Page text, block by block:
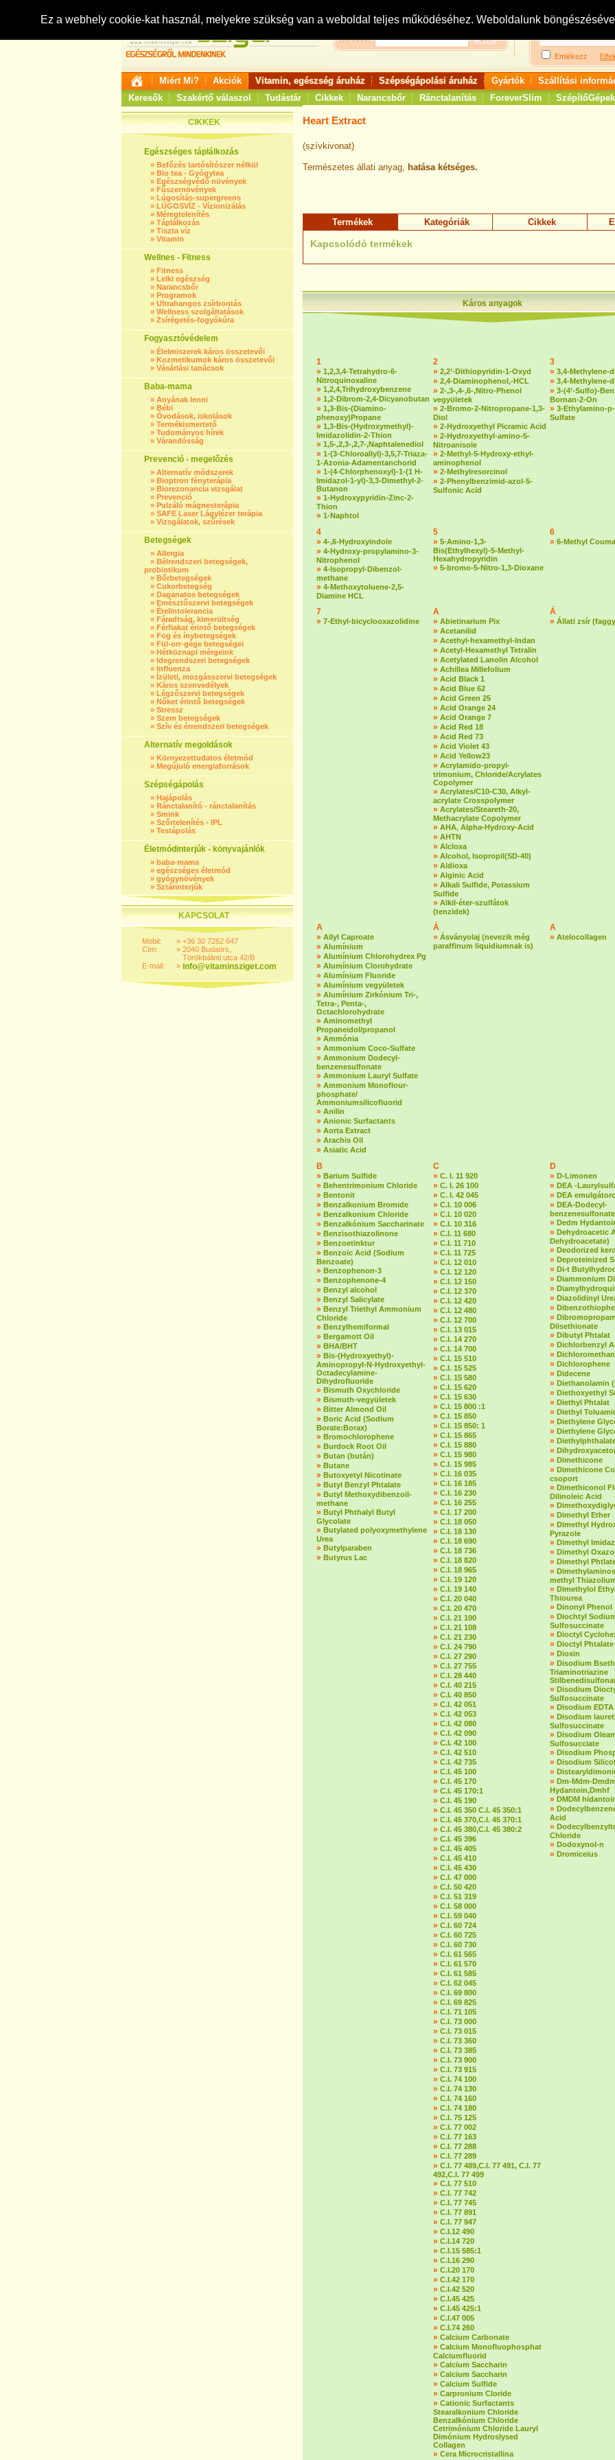
Ez a webhely cookie-kat használ, melyekre szükség van a weboldal teljes működéséhez. Weboldalunk
Keresés:
Bejelentkezés:
Emlékezz
Miért Mi? Akciók Vitamin, egészség áruház Szépségápolási áruház Gyártók
Szállítási
Keresők
Szakértő válaszol Tudástár Cikkek Narancsbőr Ránctalanítás ForeverSlim SzépítőGépek
CIKKEK
Egészséges táplálkozás
» Befőzés tartósítószer nélkül
» Bio tea - Gyógytea
» Egészségvédő növények
» Fűszernövények
» Lúgosítás-supergreens
» LÚGOSVÍZ - Vízionizálás
» Méregtelenítés
» Táplálkozás
» Tiszta víz
» Vitamin
Wellnes - Fitness
» Fitness
» Lelki egészség
» Narancsbőr
» Programok
» Ultrahangos zsírbontás
» Wellness szolgáltatások
» Zsírégetés-fogyókúra
Fogyasztóvédelem
» Élelmiszerek káros összetevői
» Kozmetikumok káros összetevői
» Vásárlási tanácsok
Baba-mama
» Anyának lenni
» Bébi
» Óvodások, iskolások
» Termékismertető
» Tudományos hírek
» Várandósság
Prevenció - megelőzés
» Alternatív módszerek
» Bioptron fényterápia
» Biorezonancia vizsgálat
» Prevenció
» Pulzáló mágnesterápia
» SAFE Laser Lágylézer terápia
» Vizsgálatok, szűrések
Betegségek
» Allergia
» Bélrendszeri betegségek,
probiotikum
» Bőrbetegségek
» Cukorbetegség
» Daganatos betegségek
» Emésztőszervi betegségek
» Ételintolerancia
» Fáradtság, kimerültség
» Férfiakat érintő betegségek
» Fog és ínybetegségek
» Fül-orr-gége betegségei
» Hétköznapi mérgeink
» Idegrendszeri betegségek
» Influenza
» Ízületi, mozgásszervi betegségek
» Káros szenvedélyek
» Légzőszervi betegségek
» Nőket érintő betegségek
» Stressz
» Szem betegségek
» Szív és érrendszeri betegségek
Alternatív megoldások
» Környezettudatos életmód
» Megújuló energiaforrások
Szépségápolás
» Hajápolás
» Ránctalanító - ránctalanítás
» Smink
» Szőrtelenítés - IPL
» Testápolás
Életmódinterjúk - könyvajánlók
» baba-mama
» egészséges életmód
» gyógynövények
» Sztárinterjúk
KAPCSOLAT
Mobil:
Cím:
E-mail:
»
»
»
+36 30 7262 647
2040 Budaörs,
Törökbálinti utca 42/B
info@vitaminsziget.com
Heart Extract
(szívkivonat)
Természetes állati anyag, hatása kétséges.
Termékek Kategóriák Cikkek
Kapcsolódó termékek
Káros anyagok
1
» 1,2,3,4-Tetrahydro-6-
Nitroquinoxaline
» 1,2,4,Trihydroxybenzene
» 1,2-Dibrom-2,4-Dicyanobutan
» 1,3-Bis-(Diamino-
phenoxy)Propane
» 1,3-Bis-(Hydroxymethyl)-
Imidazolidin-2-Thion
» 1,5-,2,3-,2,7-,Naphtalenediol
» 1-(3-Chloroallyl)-3,5,7-Triaza-
1-Azonia-Adamentanchorid
» 1-(4-Chlorphenoxyl)-1-(1 H-
Imidazol-1-yl)-3,3-Dimethyl-2-
Butanon
» 1-Hydroxypyridin-Zinc-2-
Thion
» 1-Naphtol
2
» 2,2’-Dithiopyridin-1-Oxyd
» 2,4-Diaminophenol,-HCL
» 2-,3-,4-,6-,Nitro-Phenol
vegyületek
» 2-Bromo-2-Nitropropane-1,3-
Diol
» 2-Hydroxyethyl Picramic Acid
» 2-Hydroxyethyl-amino-5-
Nitroanisole
» 2-Methyl-5-Hydroxy-ethyl-
aminophenol
» 2-Methylresorcinol
» 2-Phenylbenzimid-azol-5-
Sulfonic Acid
3
» 3,4-Methylene-
» 3,4-Methylene-
» 3-(4’-Sulfo)-
Bornan-2-On
» 3-Ethylamino-
Sulfate
4
» 4-,6-Hydroxyindole
» 4-Hydroxy-propylamino-3-
Nitrophenol
» 4-Isopropyl-Dibenzol-
methane
» 4-Methoxytoluene-2,5-
Diamine HCL
5
» 5-Amino-1,3-
Bis(Ethylhexyl)-5-Methyl-
Hexahydropyridin
» 5-bromo-5-Nitro-1,3-Dioxane
6
» 6-Methyl
7
» 7-Ethyl-bicyclooxazolidine
A
» Abietinarium Pix
» Acetanilid
» Acethyl-hexamethyl-Indan
» Acetyl-Hexamethyl Tetralin
» Acetylated Lanolin Alcohol
» Achillea Millefolium
» Acid Black 1
» Acid Blue 62
» Acid Green 25
» Acid Orange 24
» Acid Orange 7
» Acid Red 18
» Acid Red 73
» Acid Violet 43
» Acid Yellow23
» Acrylamido-propyl-
trimonium, Chloride/Acrylates
Copolymer
» Acrylates/C10-C30, Alkyl-
acrylate Crosspolymer
» Acrylates/Steareth-20,
Methacrylate Copolymer
» AHA, Alpha-Hydroxy-Acid
» AHTN
» Alcloxa
» Alcohol, Isopropil(SD-40)
» Aldioxa
» Alginic Acid
» Alkali Sulfide, Potassium
Sulfide
» Alkil-éter-szulfátok
(tenzidek)
Á
» Állati zsír
A
» Allyl Caproate
» Alumínium
» Alumínium Chlorohydrex Pg
» Alumínium Clorohydrate
» Alumínium Fluoride
» Alumínium vegyületek
» Alumínium Zirkónium Tri-,
Tetra-, Penta-,
Octachlorohydrate
» Aminomethyl
Propaneidol/propanol
» Ammónia
» Ammonium Coco-Sulfate
» Ammonium Dodecyl-
benzenesulfonate
» Ammonium Lauryl Sulfate
» Ammonium Monoflour-
phosphate/
Ammoniumsilicofluorid
» Anilin
» Anionic Surfactants
» Aorta Extract
» Arachis Oil
» Asiatic Acid
Á
» Ásványolaj (nevezik még
paraffinum liquidiumnak is)
A
» Atelocollagen
B
» Barium Sulfide
» Behentrimonium Chloride
» Bentonit
» Benzalkonium Bromide
» Benzalkonium Chloride
» Benzalkónium Saccharinate
» Benzisothiazolinone
» Benzoetinktur
» Benzoic Acid (Sodium
Benzoate)
» Benzophenon-3
» Benzophenone-4
» Benzyl alcohol
» Benzyl Salicylate
» Benzyl Triethyl Ammonium
Chloride
» Benzylhemiformal
» Bergamott Oil
» BHA/BHT
» Bis-(Hydroxyethyl)-
Aminopropyl-N-Hydroxyethyl-
Octadecylamine-
Dihydrofluoride
» Bismuth Oxychloride
» Bismuth-vegyületek
» Bitter Almond Oil
» Boric Acid (Sodium
Borate:Borax)
» Bromochlorophene
» Burdock Root Oil
» Butan (bután)
» Butane
» Butoxyetyl Nicotinate
» Butyl Benzyl Phtalate
» Butyl Methoxydibenzoil-
methane
» Butyl Phthalyl Butyl
Glycolate
» Butylated polyoxymethylene
Urea
» Butylparaben
» Butyrus Lac
C
» C. I. 11 920
» C. I. 26 100
» C. I. 42 045
» C.I. 10 006
» C.I. 10 020
» C.I. 10 316
» C.I. 11 680
» C.I. 11 710
» C.I. 11 725
» C.I. 12 010
» C.I. 12 120
» C.I. 12 150
» C.I. 12 370
» C.I. 12 420
» C.I. 12 480
» C.I. 12 700
» C.I. 13 015
» C.I. 14 270
» C.I. 14 700
» C.I. 15 510
» C.I. 15 525
» C.I. 15 580
» C.I. 15 620
» C.I. 15 630
» C.I. 15 800 :1
» C.I. 15 850
» C.I. 15 850: 1
» C.I. 15 865
» C.I. 15 880
» C.I. 15 980
» C.I. 15 985
» C.I. 16 035
» C.I. 16 185
» C.I. 16 230
» C.I. 16 255
» C.I. 17 200
» C.I. 18 050
» C.I. 18 130
» C.I. 18 690
» C.I. 18 736
» C.I. 18 820
» C.I. 18 965
» C.I. 19 120
» C.I. 19 140
» C.I. 20 040
» C.I. 20 470
» C.I. 21 100
» C.I. 21 108
» C.I. 21 230
» C.I. 24 790
» C.I. 27 290
» C.I. 27 755
» C.I. 28 440
» C.I. 40 215
» C.I. 40 850
» C.I. 42 051
» C.I. 42 053
» C.I. 42 080
» C.I. 42 090
» C.I. 42 100
» C.I. 42 510
» C.I. 42 735
» C.I. 45 100
» C.I. 45 170
» C.I. 45 170:1
» C.I. 45 190
» C.I. 45 350 C.I. 45 350:1
» C.I. 45 370,C.I. 45 370:1
» C.I. 45 380,C.I. 45 380:2
» C.I. 45 396
» C.I. 45 405
» C.I. 45 410
» C.I. 45 430
» C.I. 47 000
» C.I. 50 420
» C.I. 51 319
» C.I. 58 000
» C.I. 59 040
» C.I. 60 724
» C.I. 60 725
» C.I. 60 730
» C.I. 61 565
» C.I. 61 570
» C.I. 61 585
» C.I. 62 045
» C.I. 69 800
» C.I. 69 825
» C.I. 71 105
» C.I. 73 000
» C.I. 73 015
» C.I. 73 360
» C.I. 73 385
» C.I. 73 900
» C.I. 73 915
» C.I. 74 100
» C.I. 74 130
» C.I. 74 160
» C.I. 74 180
» C.I. 75 125
» C.I. 77 002
» C.I. 77 163
» C.I. 77 288
» C.I. 77 289
» C.I. 77 489,C.I. 77 491, C.I. 77
492,C.I. 77 499
» C.I. 77 510
» C.I. 77 742
» C.I. 77 745
» C.I. 77 891
» C.I. 77 947
» C.I.12 490
» C.I.14 720
» C.I.15 585:1
» C.I.16 290
» C.I.20 170
» C.I.42 170
» C.I.42 520
» C.I.45 425
» C.I.45 425:1
» C.I.47 005
» C.I.74 260
» Calcium Carbonate
» Calcium Monofluophosphat
Calciumfluorid
» Calcium Saccharin
» Calcium Saccharin
» Calcium Sulfide
» Carpronium Cloride
» Cationic Surfactants
Stearalkonium Chloride
Benzalkónium Chloride
Cetrimónium Chloride Lauryl
Dimónium Hydroslysed
Collagen
» Cera Microcristallina
D
» D-Limonen
» DEA -
» DEA
» DEA-Dodecyl-
benzenesulfonate
» Dedm
» Dehydroacetic
Dehydroacetate)
» Deodorized
» Deproteinized
» Di-t
» Diammonium
»
» Diazolidinyl
»
»
Diisethionate
» Dibutyl Phtalat
» Dichlorbenzyl
»
» Dichlorophene
» Didecene
» Diethanolamin
» Diethoxyethyl
» Diethyl Phtalat
» Diethyl
» Diethylene
» Diethylene
»
»
» Dimethicone
» Dimethicone
csoport
» Dimethiconol
Dilinoleic Acid
»
» Dimethyl Ether
» Dimethyl
Pyrazole
» Dimethyl
» Dimethyl
» Dimethyl
»
methyl
» Dimethylol
Thiourea
» Dinonyl Phenol
» Diochtyl
Sulfosuccinate
» Dioctyl
» Dioctyl Phtalate
» Dioxin
» Disodium
Triaminotriazine
» Disodium
Sulfosuccinate
» Disodium EDTA
» Disodium
Sulfosuccinate
» Disodium
Sulfosucciate
» Disodium
» Disodium
»
» Dm-Mdm-
Hydantoin,Dmhf
» DMDM
»
Acid
»
Chloride
» Dodoxynol-n
» Dromiceius